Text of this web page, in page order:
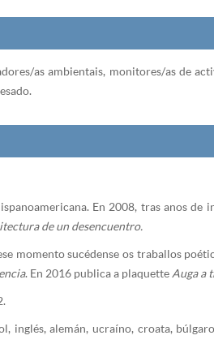
as ambientais, monitores/as de
En 2008, tras anos de
de un desencuentro.
momento sucédense os traballos
. En 2016 publica a plaquette Auga a
inglés, alemán, ucraíno, croata,